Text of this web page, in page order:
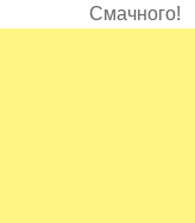
Смачного!